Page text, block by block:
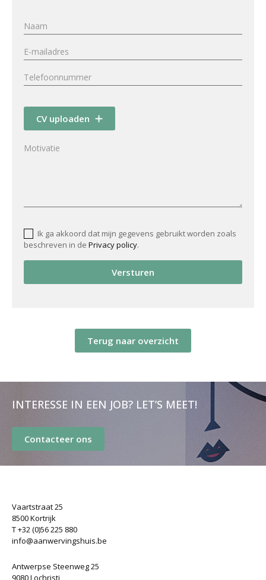
CV uploaden
Ik ga akkoord dat mijn gegevens gebruikt worden zoals
beschreven in de Privacy policy.
Versturen
Terug naar overzicht
INTERESSE IN EEN JOB? LET’S MEET!
Contacteer ons
Vaartstraat 25
8500 Kortrijk
T +32 (0)56 225 880
info@aanwervingshuis.be
Antwerpse Steenweg 25
9080 Lochristi